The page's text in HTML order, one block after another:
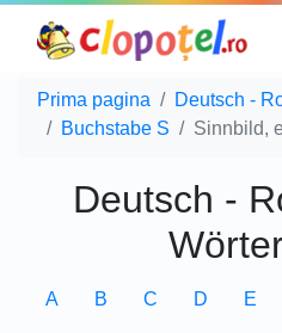
Prima pagina
Deutsch -
Buchstabe S
Sinnbild,
Deutsch -
A B C D E